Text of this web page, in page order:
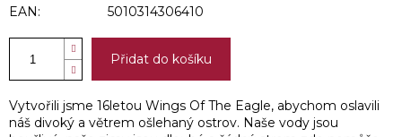
EAN:
5010314306410
Přidat do košíku
Vytvořili jsme 16letou Wings Of The Eagle, abychom oslavili
náš divoký a větrem ošlehaný ostrov. Naše vody jsou